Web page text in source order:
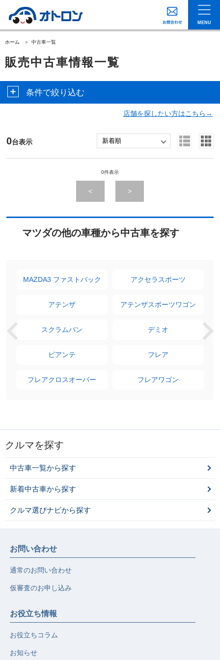
MENU
ホーム 中古車一覧
販売中古車情報一覧
条件で絞り込む
店舗を探したい方はこちら→
0台表示
0件表示
< >
マツダの他の車種から中古車を探す
MAZDA3 ファストバック アクセラスポーツ
アテンザ アテンザスポーツワゴン
スクラムバン デミオ
ビアンテ フレア
フレアクロスオーバー フレアワゴン
クルマを探す
中古車一覧から探す
新着中古車から探す
クルマ選びナビから探す
お問い合わせ
通常のお問い合わせ
仮審査のお申し込み
お役立ち情報
お役立ちコラム
お知らせ